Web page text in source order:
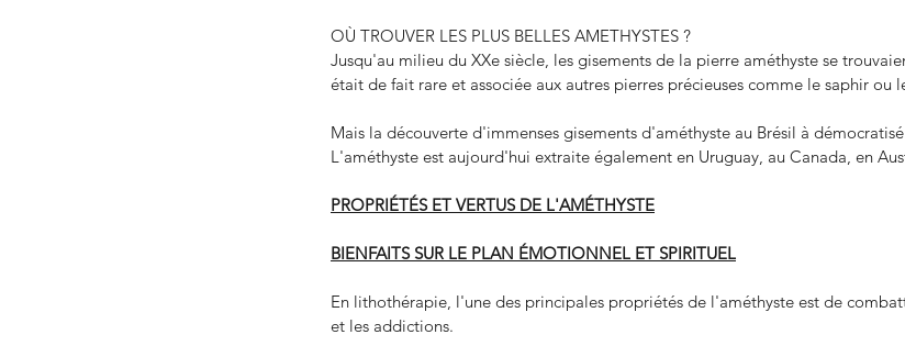
OÙ TROUVER LES PLUS BELLES AMETHYSTES ?
Jusqu'au milieu du XXe siècle, les gisements de la pierre améthyste se
était de fait rare et associée aux autres pierres précieuses comme le saphir ou
Mais la découverte d'immenses gisements d'améthyste au Brésil à
L'améthyste est aujourd'hui extraite également en Uruguay, au Canada, en
PROPRIÉTÉS ET VERTUS DE L'AMÉTHYSTE
BIENFAITS SUR LE PLAN ÉMOTIONNEL ET SPIRITUEL
En lithothérapie, l'une des principales propriétés de l'améthyste est de
et les addictions.